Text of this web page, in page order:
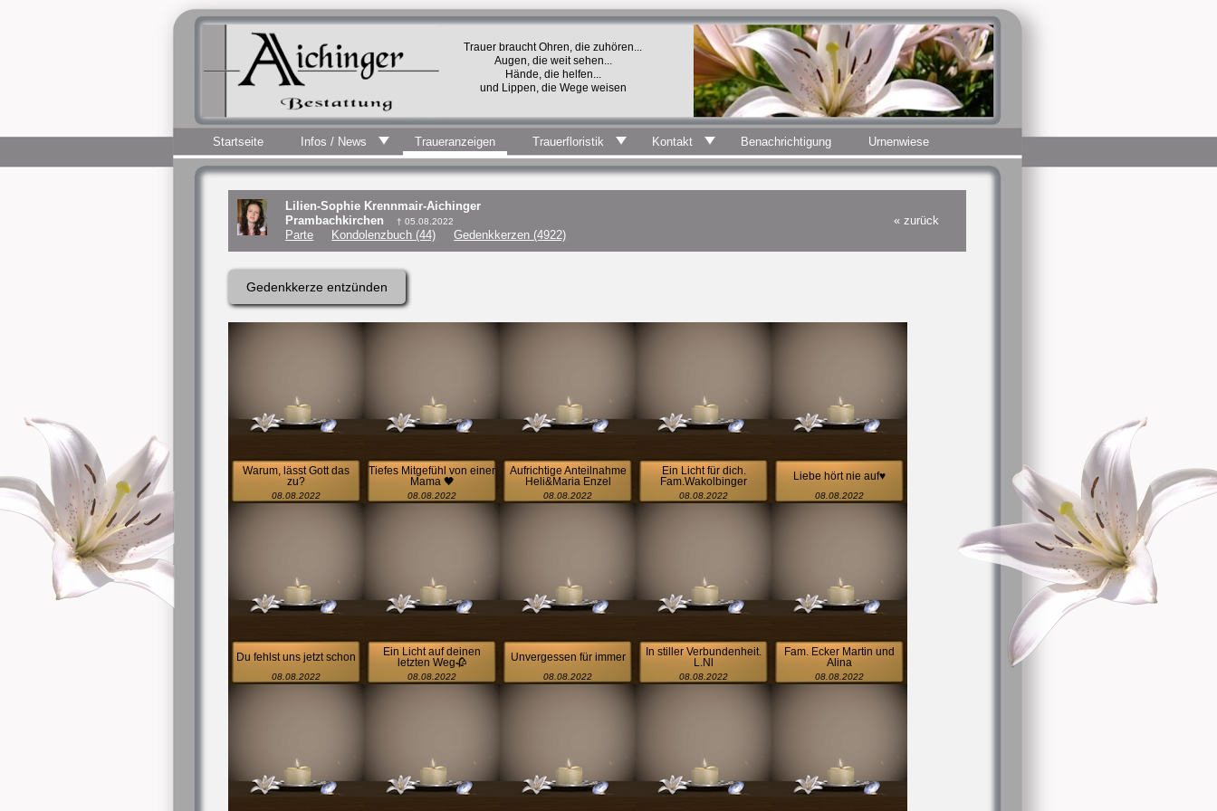
Startseite Infos / News Traueranzeigen Trauerfloristik Kontakt Benachrichtigung Urnenwiese
Lilien-Sophie Krennmair-Aichinger
Prambachkirchen
† 05.08.2022
« zurück
Parte
Kondolenzbuch (44) Gedenkkerzen (4922)
Gedenkkerze entzünden
Warum, lässt Gott das
zu?
08.08.2022
Tiefes Mitgefühl von einer
Mama 🖤
08.08.2022
Aufrichtige Anteilnahme
Heli&Maria Enzel
08.08.2022
Ein Licht für dich.
Fam.Wakolbinger
08.08.2022
Liebe hört nie auf♥️
08.08.2022
Du fehlst uns jetzt schon
08.08.2022
Ein Licht auf deinen
letzten Weg🥀
08.08.2022
Unvergessen für immer
08.08.2022
In stiller Verbundenheit.
L.Nl
08.08.2022
Fam. Ecker Martin und
Alina
08.08.2022
Trauer braucht Ohren, die zuhören...
Augen, die weit sehen...
Hände, die helfen...
und Lippen, die Wege weisen